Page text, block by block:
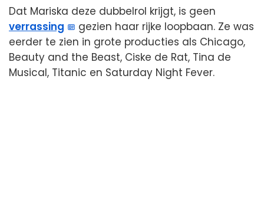
Dat Mariska deze dubbelrol krijgt, is geen
verrassing
gezien haar rijke loopbaan. Ze was
eerder te zien in grote producties als Chicago,
Beauty and the Beast, Ciske de Rat, Tina de
Musical, Titanic en Saturday Night Fever.